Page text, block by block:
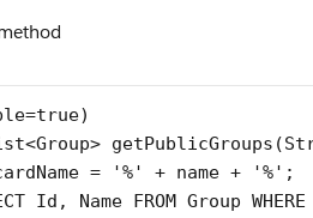
= '%' + name + '%';
Id, Name FROM Group